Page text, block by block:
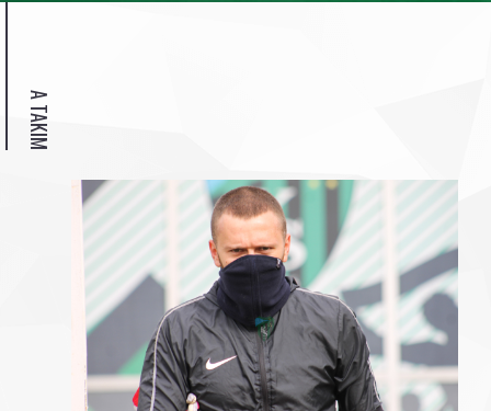
A TAKIM